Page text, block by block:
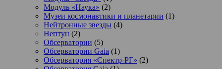
Модуль «Наука» (2)
Музеи космонавтики и планетарии (1)
Нейтронные звезды (4)
Нептун (2)
Обсерватории (5)
Обсерватории Gaia (1)
Обсерватория «Спектр-РГ» (2)